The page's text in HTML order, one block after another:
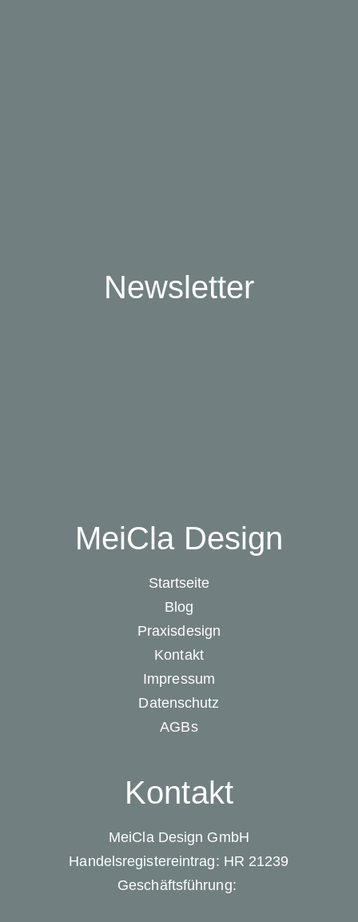
Newsletter
MeiCla Design
Startseite
Blog
Praxisdesign
Kontakt
Impressum
Datenschutz
AGBs
Kontakt
MeiCla Design GmbH
Handelsregistereintrag: HR 21239
Geschäftsführung: